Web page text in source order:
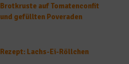
Brotkruste auf Tomatenconfit
und gefüllten Poveraden
Rezept: Lachs-Ei-Röllchen